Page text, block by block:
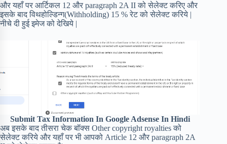
और यहाँ पर आर्टिकल 12 और paragraph 2A II को सेलेक्ट करिए और
इसके बाद विथहोल्डिन्ग(Withholding) 15 % रेट को सेलेक्ट करिये |
नीचे दी हुई इमेज को देखिये |
Submit Tax Information In Google Adsense In Hindi
अब इसके बाद तीसरा चेक बॉक्स Other copyright royalties को
सेलेक्ट करिये और यहाँ पर भी आपको Article 12 और paragraph 2A